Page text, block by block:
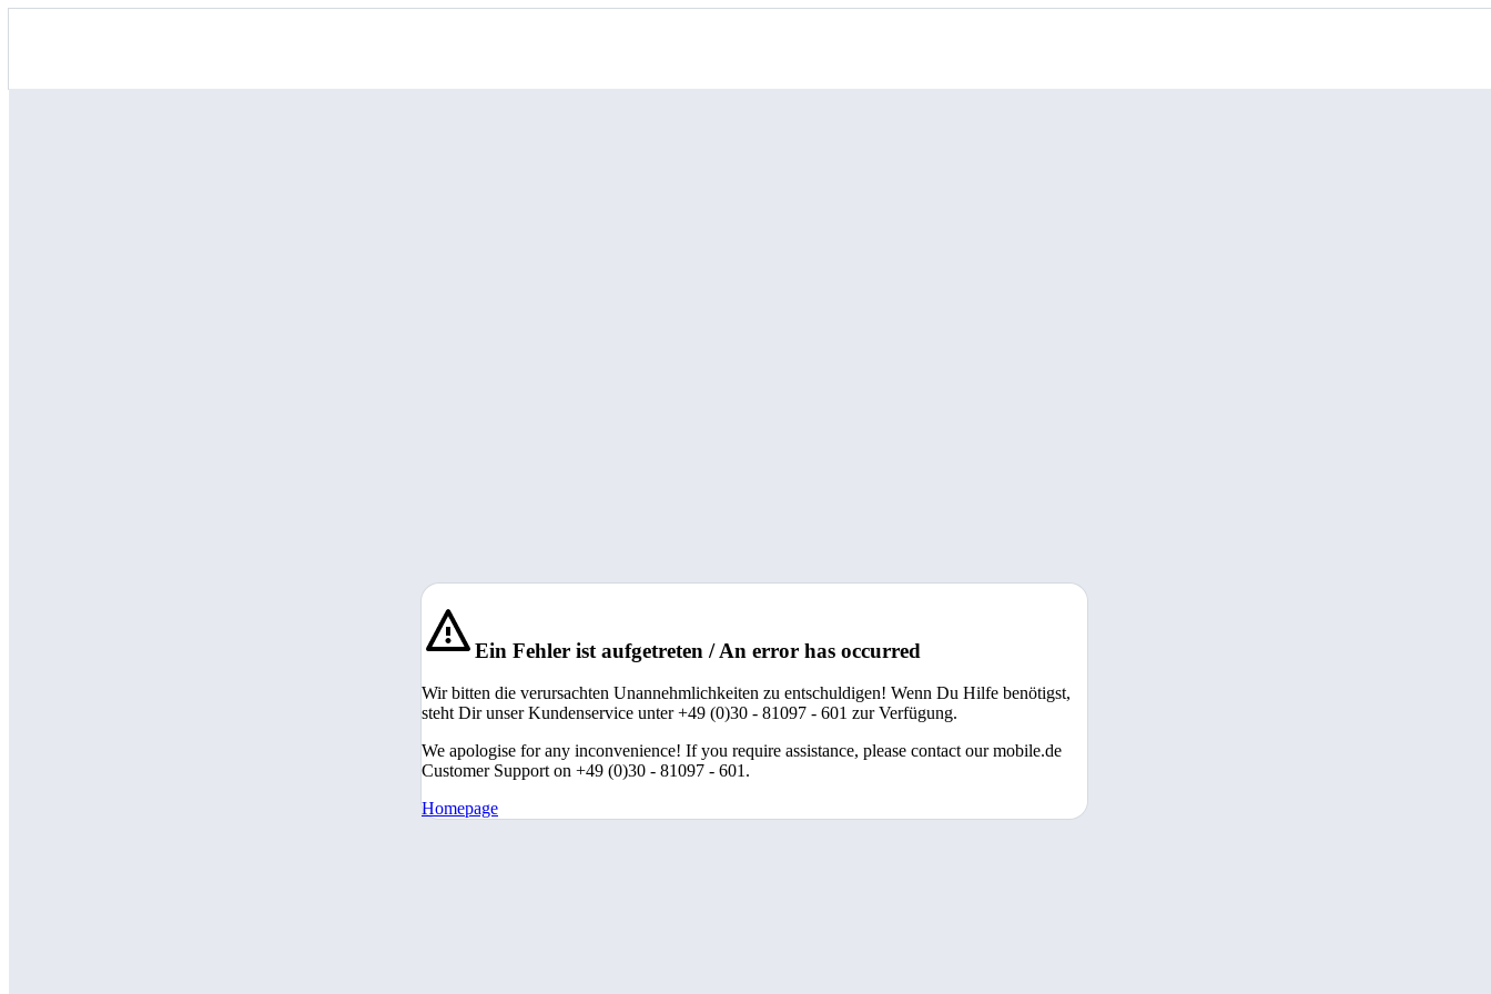
Ein Fehler ist aufgetreten / An error has occurred
Wir bitten die verursachten Unannehmlichkeiten zu entschuldigen! Wenn Du Hilfe benötigst,
steht Dir unser Kundenservice unter +49 (0)30 - 81097 - 601 zur Verfügung.
We apologise for any inconvenience! If you require assistance, please contact our mobile.de
Customer Support on +49 (0)30 - 81097 - 601.
Homepage